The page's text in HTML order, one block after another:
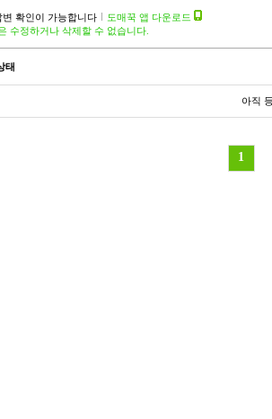
확인이 가능합니다
도매꾹 앱 다운로드
수정하거나 삭제할 수 없습니다.
태
아직
1